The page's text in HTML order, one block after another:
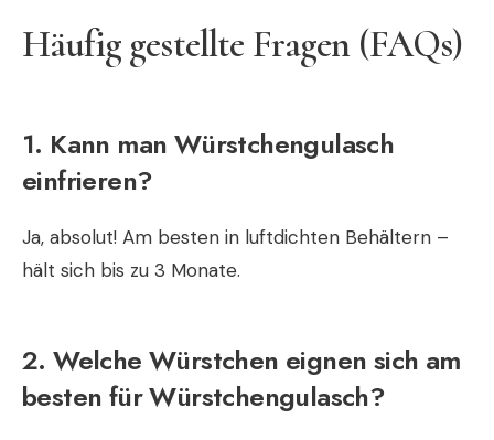
Häufig gestellte Fragen (FAQs)
1. Kann man Würstchengulasch
einfrieren?
Ja, absolut! Am besten in luftdichten Behältern –
hält sich bis zu 3 Monate.
2. Welche Würstchen eignen sich am
besten für Würstchengulasch?